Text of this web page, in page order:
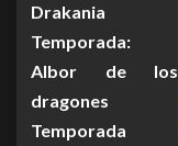
Drakania
Temporada:
Albor de los
dragones
Temporada